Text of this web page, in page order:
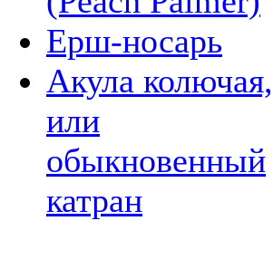
Ерш-носарь
Акула колючая,
или
обыкновенный
катран